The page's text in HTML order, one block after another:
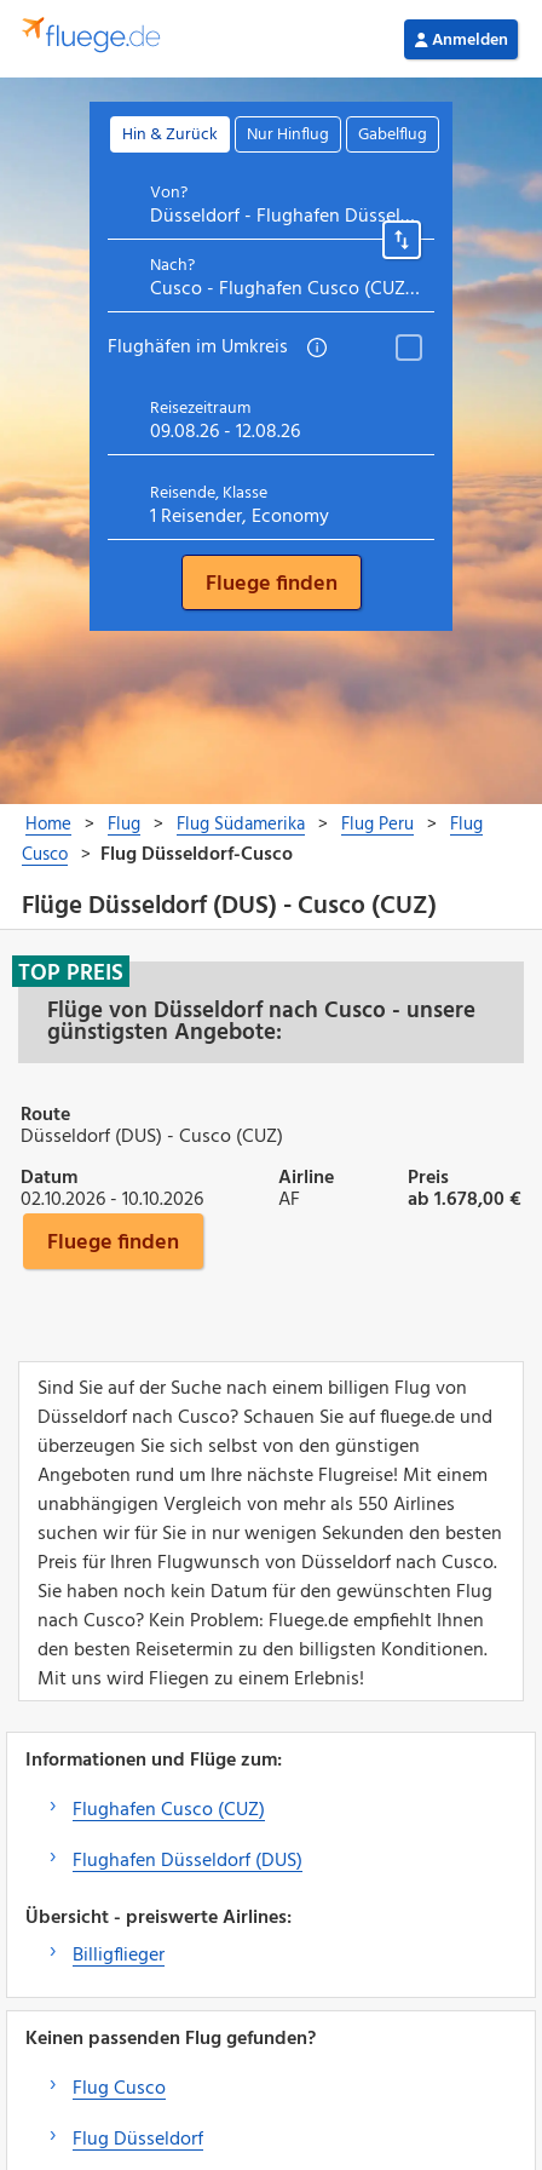
Flüge Düsseldorf (DUS) - Cusco (CUZ)
Flüge von Düsseldorf nach Cusco - unsere
günstigsten Angebote:
TOP PREIS
Route
Düsseldorf (DUS) - Cusco (CUZ)
Datum
02.10.2026 - 10.10.2026
Airline
AF
Preis
ab 1.678,00 €
Fluege finden
Sind Sie auf der Suche nach einem billigen Flug von
Düsseldorf nach Cusco? Schauen Sie auf fluege.de und
überzeugen Sie sich selbst von den günstigen
Angeboten rund um Ihre nächste Flugreise! Mit einem
unabhängigen Vergleich von mehr als 550 Airlines
suchen wir für Sie in nur wenigen Sekunden den besten
Preis für Ihren Flugwunsch von Düsseldorf nach Cusco.
Sie haben noch kein Datum für den gewünschten Flug
nach Cusco? Kein Problem: Fluege.de empfiehlt Ihnen
den besten Reisetermin zu den billigsten Konditionen.
Mit uns wird Fliegen zu einem Erlebnis!
Informationen und Flüge zum:
Flughafen Cusco (CUZ)
Flughafen Düsseldorf (DUS)
Übersicht - preiswerte Airlines:
Billigflieger
Keinen passenden Flug gefunden?
Flug Cusco
Flug Düsseldorf